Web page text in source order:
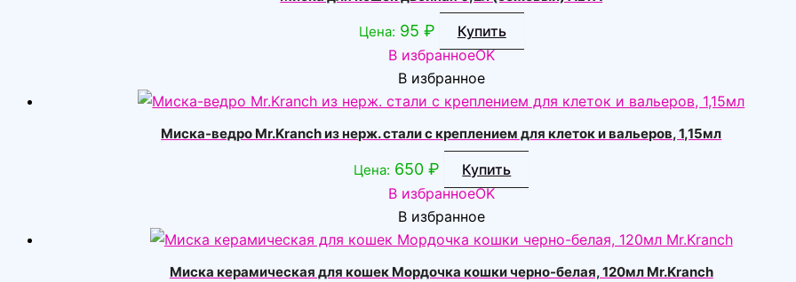
Цена: 95 ₽
Купить
В избранноеOK
В избранное
Миска-ведро Mr.Kranch из нерж. стали с креплением для клеток и вальеров, 1,15мл
Цена: 650₽
Купить
В избранноеOK
В избранное
Миска керамическая для кошек Мордочка кошки черно-белая, 120мл Mr.Kranch